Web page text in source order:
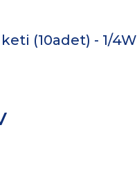
(10adet) - 1/4W